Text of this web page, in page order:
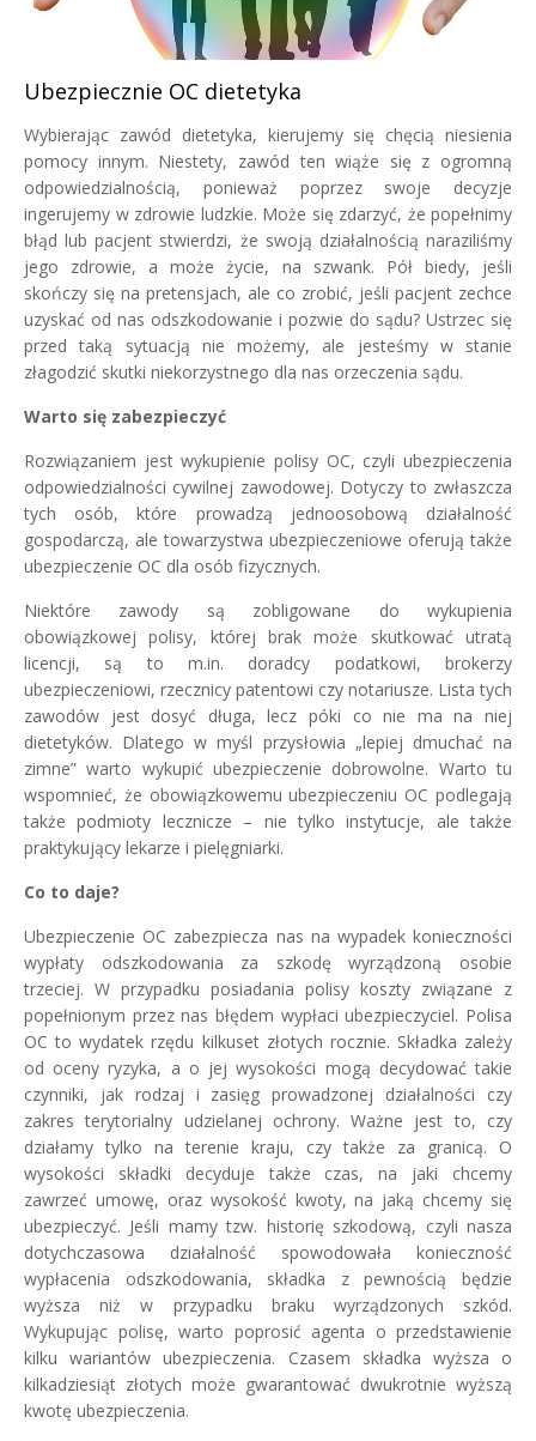
Ubezpiecznie OC dietetyka
Wybierając zawód dietetyka, kierujemy się chęcią niesienia
pomocy innym. Niestety, zawód ten wiąże się z ogromną
odpowiedzialnością, ponieważ poprzez swoje decyzje
ingerujemy w zdrowie ludzkie. Może się zdarzyć, że popełnimy
błąd lub pacjent stwierdzi, że swoją działalnością naraziliśmy
jego zdrowie, a może życie, na szwank. Pół biedy, jeśli
skończy się na pretensjach, ale co zrobić, jeśli pacjent zechce
uzyskać od nas odszkodowanie i pozwie do sądu? Ustrzec się
przed taką sytuacją nie możemy, ale jesteśmy w stanie
złagodzić skutki niekorzystnego dla nas orzeczenia sądu.
Warto się zabezpieczyć
Rozwiązaniem jest wykupienie polisy OC, czyli ubezpieczenia
odpowiedzialności cywilnej zawodowej. Dotyczy to zwłaszcza
tych osób, które prowadzą jednoosobową działalność
gospodarczą, ale towarzystwa ubezpieczeniowe oferują także
ubezpieczenie OC dla osób fizycznych.
Niektóre zawody są zobligowane do wykupienia
obowiązkowej polisy, której brak może skutkować utratą
licencji, są to m.in. doradcy podatkowi, brokerzy
ubezpieczeniowi, rzecznicy patentowi czy notariusze. Lista tych
zawodów jest dosyć długa, lecz póki co nie ma na niej
dietetyków. Dlatego w myśl przysłowia „lepiej dmuchać na
zimne” warto wykupić ubezpieczenie dobrowolne. Warto tu
wspomnieć, że obowiązkowemu ubezpieczeniu OC podlegają
także podmioty lecznicze – nie tylko instytucje, ale także
praktykujący lekarze i pielęgniarki.
Co to daje?
Ubezpieczenie OC zabezpiecza nas na wypadek konieczności
wypłaty odszkodowania za szkodę wyrządzoną osobie
trzeciej. W przypadku posiadania polisy koszty związane z
popełnionym przez nas błędem wypłaci ubezpieczyciel. Polisa
OC to wydatek rzędu kilkuset złotych rocznie. Składka zależy
od oceny ryzyka, a o jej wysokości mogą decydować takie
czynniki, jak rodzaj i zasięg prowadzonej działalności czy
zakres terytorialny udzielanej ochrony. Ważne jest to, czy
działamy tylko na terenie kraju, czy także za granicą. O
wysokości składki decyduje także czas, na jaki chcemy
zawrzeć umowę, oraz wysokość kwoty, na jaką chcemy się
ubezpieczyć. Jeśli mamy tzw. historię szkodową, czyli nasza
dotychczasowa działalność spowodowała konieczność
wypłacenia odszkodowania, składka z pewnością będzie
wyższa niż w przypadku braku wyrządzonych szkód.
Wykupując polisę, warto poprosić agenta o przedstawienie
kilku wariantów ubezpieczenia. Czasem składka wyższa o
kilkadziesiąt złotych może gwarantować dwukrotnie wyższą
kwotę ubezpieczenia.